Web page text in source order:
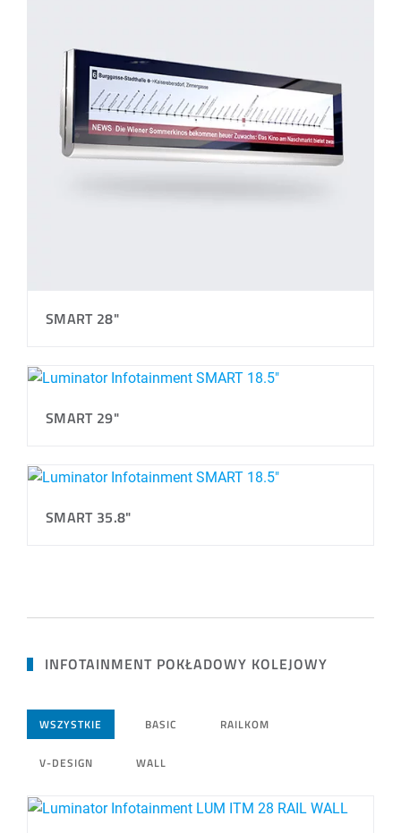
SMART 28"
SMART 29"
SMART 35.8"
INFOTAINMENT POKŁADOWY KOLEJOWY
WSZYSTKIE BASIC RAILKOM
V-DESIGN WALL